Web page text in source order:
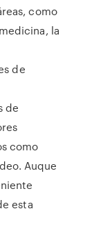
como
la
de
de
como
Auque
esta